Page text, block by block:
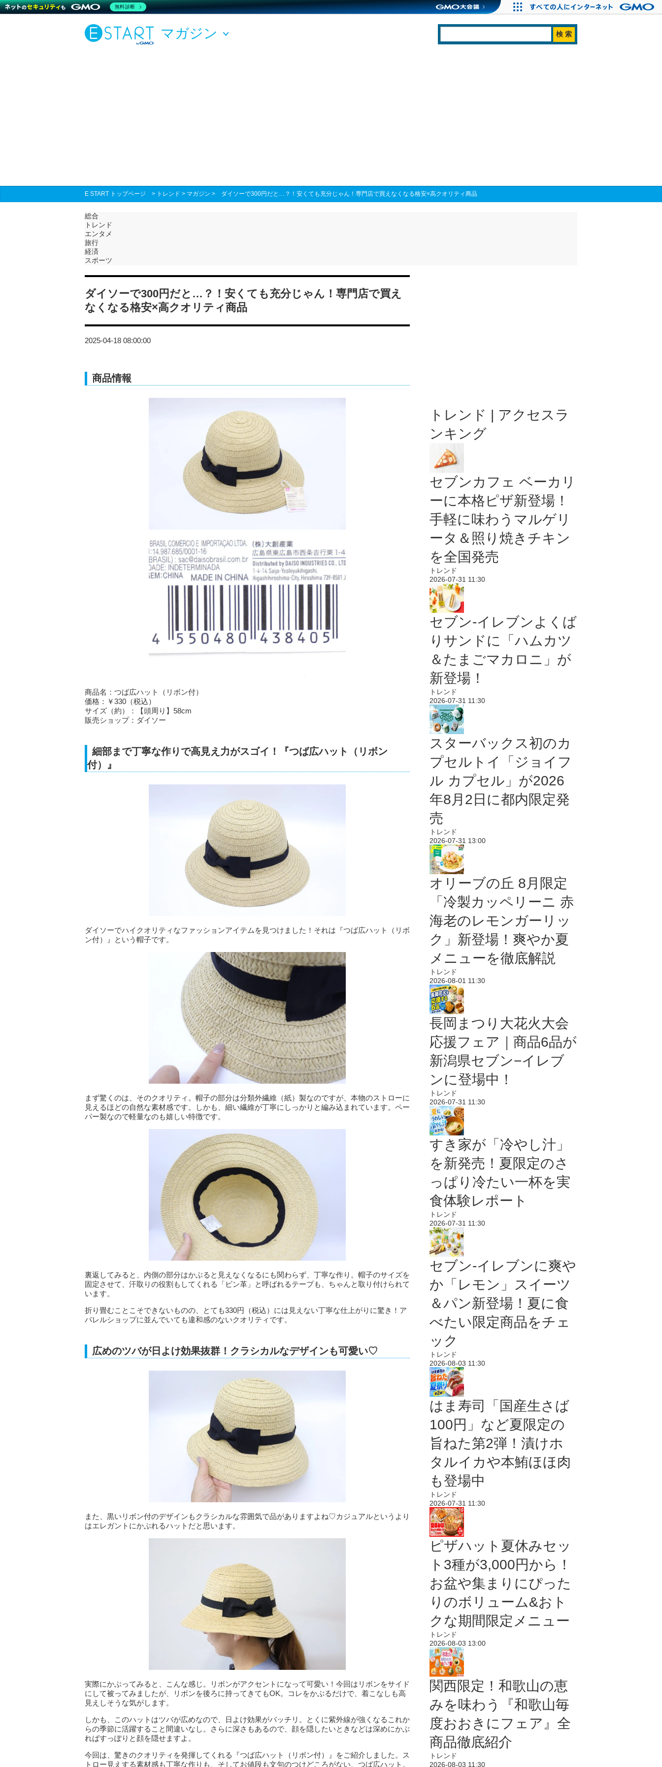
マガジン
E START トップページ > トレンド > マガジン > ダイソーで300円だと…？！安くても充分じゃん！専門店で買えなくなる格安×高クオリティ商品
総合
トレンド
エンタメ
旅行
経済
スポーツ
ダイソーで300円だと…？！安くても充分じゃん！専門店で買え
なくなる格安×高クオリティ商品
2025-04-18 08:00:00
商品情報
商品名：つば広ハット（リボン付）
価格：￥330（税込）
サイズ（約）：【頭周り】58cm
販売ショップ：ダイソー
細部まで丁寧な作りで高見え力がスゴイ！『つば広ハット（リボン
付）』
ダイソーでハイクオリティなファッションアイテムを見つけました！それは『つば広ハット（リボ
ン付）』という帽子です。
まず驚くのは、そのクオリティ。帽子の部分は分類外繊維（紙）製なのですが、本物のストローに
見えるほどの自然な素材感です。しかも、細い繊維が丁寧にしっかりと編み込まれています。ペー
パー製なので軽量なのも嬉しい特徴です。
裏返してみると、内側の部分はかぶると見えなくなるにも関わらず、丁寧な作り。帽子のサイズを
固定させて、汗取りの役割もしてくれる「ビン革」と呼ばれるテープも、ちゃんと取り付けられて
います。
折り畳むことこそできないものの、とても330円（税込）には見えない丁寧な仕上がりに驚き！ア
パレルショップに並んでいても違和感のないクオリティです。
広めのツバが日よけ効果抜群！クラシカルなデザインも可愛い♡
また、黒いリボン付のデザインもクラシカルな雰囲気で品がありますよね♡カジュアルというより
はエレガントにかぶれるハットだと思います。
実際にかぶってみると、こんな感じ。リボンがアクセントになって可愛い！今回はリボンをサイド
にして被ってみましたが、リボンを後ろに持ってきてもOK。コレをかぶるだけで、着こなしも高
見えしそうな気がします。
しかも、このハットはツバが広めなので、日よけ効果がバッチリ。とくに紫外線が強くなるこれか
らの季節に活躍すること間違いなし。さらに深さもあるので、顔を隠したいときなどは深めにかぶ
ればすっぽりと顔を隠せますよ。
今回は、驚きのクオリティを発揮してくれる『つば広ハット（リボン付）』をご紹介しました。ス
トロー見えする素材感も丁寧な作りも、そしてお値段も文句のつけどころがない、つば広ハット。
トレンド | アクセスラ
ンキング
セブンカフェ ベーカリ
ーに本格ピザ新登場！
手軽に味わうマルゲリ
ータ＆照り焼きチキン
を全国発売
トレンド
2026-07-31 11:30
セブン‐イレブンよくば
りサンドに「ハムカツ
＆たまごマカロニ」が
新登場！
トレンド
2026-07-31 11:30
スターバックス初のカ
プセルトイ「ジョイフ
ル カプセル」が2026
年8月2日に都内限定発
売
トレンド
2026-07-31 13:00
オリーブの丘 8月限定
「冷製カッペリーニ 赤
海老のレモンガーリッ
ク」新登場！爽やか夏
メニューを徹底解説
トレンド
2026-08-01 11:30
長岡まつり大花火大会
応援フェア｜商品6品が
新潟県セブン−イレブ
ンに登場中！
トレンド
2026-07-31 11:30
すき家が「冷やし汁」
を新発売！夏限定のさ
っぱり冷たい一杯を実
食体験レポート
トレンド
2026-07-31 11:30
セブン‐イレブンに爽や
か「レモン」スイーツ
＆パン新登場！夏に食
べたい限定商品をチェ
ック
トレンド
2026-08-03 11:30
はま寿司「国産生さば
100円」など夏限定の
旨ねた第2弾！漬けホ
タルイカや本鮪ほほ肉
も登場中
トレンド
2026-07-31 11:30
ピザハット夏休みセッ
ト3種が3,000円から！
お盆や集まりにぴった
りのボリューム&おト
クな期間限定メニュー
トレンド
2026-08-03 13:00
関西限定！和歌山の恵
みを味わう『和歌山毎
度おおきにフェア』全
商品徹底紹介
トレンド
2026-08-03 11:30
無料診断